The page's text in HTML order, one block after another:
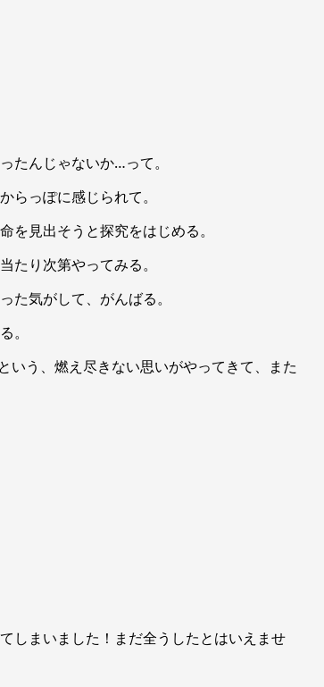
たんじゃないか…って。
らっぽに感じられて。
を見出そうと探究をはじめる。
たり次第やってみる。
た気がして、がんばる。
。
う、燃え尽きない思いがやってきて、また
しまいました！まだ全うしたとはいえませ